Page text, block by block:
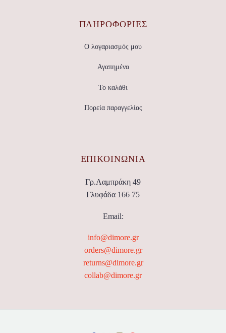
ΠΛΗΡΟΦΟΡΙΕΣ
Ο λογαριασμός μου
Αγαπημένα
Το καλάθι
Πορεία παραγγελίας
ΕΠΙΚΟΙΝΩΝΊΑ
Γρ.Λαμπράκη 49
Γλυφάδα 166 75
Email:
info@dimore.gr
orders@dimore.gr
returns@dimore.gr
collab@dimore.gr